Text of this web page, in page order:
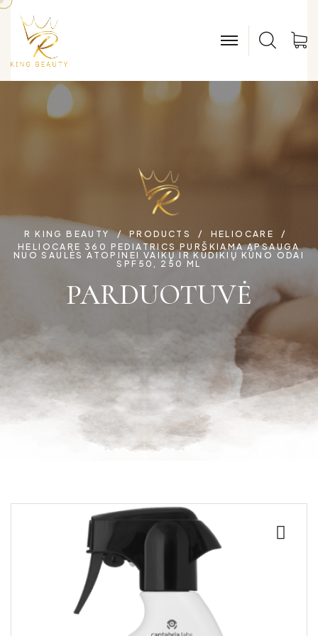
R KING BEAUTY PRODUCTS
HELIOCARE
HELIOCARE 360 PEDIATRICS PURŠKIAMA APSAUGA
NUO SAULĖS ATOPINEI VAIKŲ IR KŪDIKIŲ KŪNO ODAI
SPF50, 250 ML
PARDUOTUVĖ